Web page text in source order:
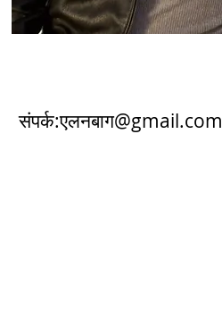
संपर्क:एलनबाग@gmail.com